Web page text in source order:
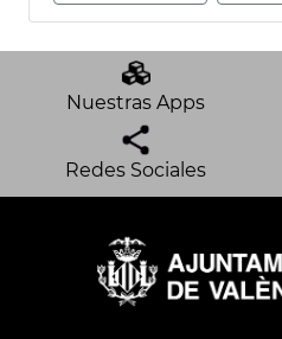
Nuestras Apps
Redes Sociales